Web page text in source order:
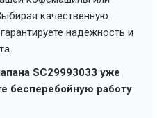
качественную
надежность и
SC29993033 уже
бесперебойную работу